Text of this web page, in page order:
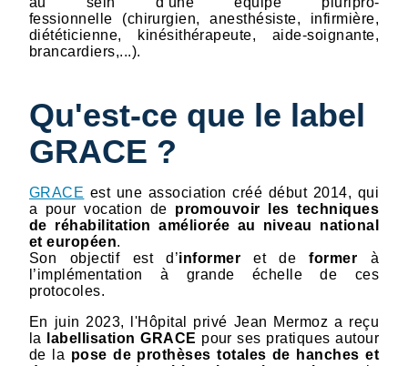
fessionnelle (chirurgien, anesthésiste, infirmière,
diététicienne, kinésithérapeute, aide-soignante,
brancardiers,...).
Qu'est-ce que le label
GRACE ?
GRACE est une association créé début 2014, qui
a pour vocation de promouvoir les techniques
de réhabilitation améliorée au niveau national
et européen.
Son objectif est d’informer et deformer à
l’implémentation à grande échelle de ces
protocoles.
En juin 2023, l'Hôpital privé Jean Mermoz a reçu
la
labellisation GRACE pour ses pratiques autour
de la pose de prothèses totales de hanches et